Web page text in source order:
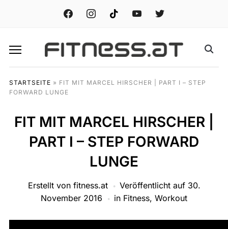
facebook instagramtiktok youtube twitter
STARTSEITE » FIT MIT MARCEL HIRSCHER | PART I – STEP
FORWARD LUNGE
FIT MIT MARCEL HIRSCHER |
PART I – STEP FORWARD
LUNGE
Erstellt von fitness.at Veröffentlicht auf 30.
November 2016
in Fitness, Workout